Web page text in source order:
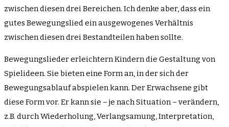
zwischen diesen drei Bereichen. Ich denke aber, dass ein
gutes Bewegungslied ein ausgewogenes Verhältnis
zwischen diesen drei Bestandteilen haben sollte.
Bewegungslieder erleichtern Kindern die Gestaltung von
Spielideen. Sie bieten eine Form an, in der sich der
Bewegungsablauf abspielen kann. Der Erwachsene gibt
diese Form vor. Er kann sie – je nach Situation – verändern,
z.B. durch Wiederholung, Verlangsamung, Interpretation,